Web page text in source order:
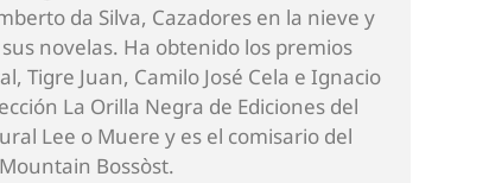
da Silva, Cazadores en la nieve y
novelas. Ha obtenido los premios
Tigre Juan, Camilo José Cela e Ignacio
La Orilla Negra de Ediciones del
Lee o Muere y es el comisario del
Bossòst.